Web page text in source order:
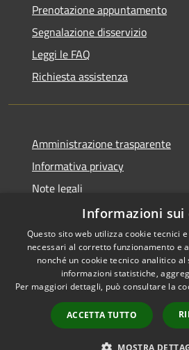
Prenotazione appuntamento
Segnalazione disservizio
Leggi le FAQ
Richiesta assistenza
Amministrazione trasparente
Informativa privacy
Note legali
Dichiarazione di accessibilità
RSS
Accessibilità
Informazioni sui
Questo sito web utilizza cookie tecnici
necessari al corretto funzionamento e
nonché un cookie tecnico analitico
informazioni statistiche,
Per maggiori dettagli, può consultare la
ACCETTA TUTTO
MOSTRA